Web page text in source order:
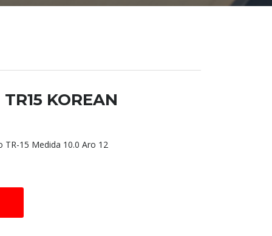
KOREAN
TR-15 Medida 10.0 Aro 12